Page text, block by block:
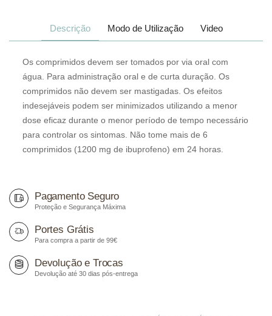
Descrição Modo de Utilização Video
Os comprimidos devem ser tomados por via oral com
água. Para administração oral e de curta duração. Os
comprimidos não devem ser mastigadas. Os efeitos
indesejáveis podem ser minimizados utilizando a menor
dose eficaz durante o menor período de tempo necessário
para controlar os sintomas. Não tome mais de 6
comprimidos (1200 mg de ibuprofeno) em 24 horas.
Pagamento Seguro
Proteção e Segurança Máxima
Portes Grátis
Para compra a partir de 99€
Devolução e Trocas
Devolução até 30 dias pós-entrega